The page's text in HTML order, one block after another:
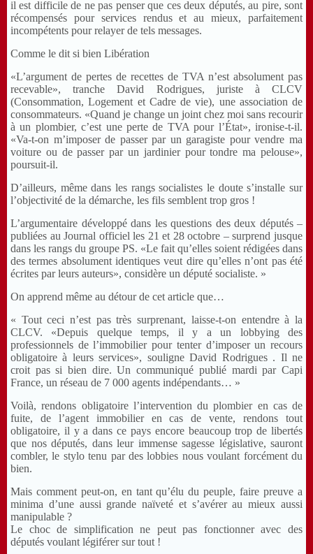
il est difficile de ne pas penser que ces deux députés, au pire, sont
récompensés pour services rendus et au mieux, parfaitement
incompétents pour relayer de tels messages.
Comme le dit si bien Libération
«L’argument de pertes de recettes de TVA n’est absolument pas
recevable», tranche David Rodrigues, juriste à CLCV
(Consommation, Logement et Cadre de vie), une association de
consommateurs. «Quand je change un joint chez moi sans recourir
à un plombier, c’est une perte de TVA pour l’État», ironise-t-il.
«Va-t-on m’imposer de passer par un garagiste pour vendre ma
voiture ou de passer par un jardinier pour tondre ma pelouse»,
poursuit-il.
D’ailleurs, même dans les rangs socialistes le doute s’installe sur
l’objectivité de la démarche, les fils semblent trop gros !
L’argumentaire développé dans les questions des deux députés –
publiées au Journal officiel les 21 et 28 octobre – surprend jusque
dans les rangs du groupe PS. «Le fait qu’elles soient rédigées dans
des termes absolument identiques veut dire qu’elles n’ont pas été
écrites par leurs auteurs», considère un député socialiste. »
On apprend même au détour de cet article que…
« Tout ceci n’est pas très surprenant, laisse-t-on entendre à la
CLCV. «Depuis quelque temps, il y a un lobbying des
professionnels de l’immobilier pour tenter d’imposer un recours
obligatoire à leurs services», souligne David Rodrigues . Il ne
croit pas si bien dire. Un communiqué publié mardi par Capi
France, un réseau de 7 000 agents indépendants… »
Voilà, rendons obligatoire l’intervention du plombier en cas de
fuite, de l’agent immobilier en cas de vente, rendons tout
obligatoire, il y a dans ce pays encore beaucoup trop de libertés
que nos députés, dans leur immense sagesse législative, sauront
combler, le stylo tenu par des lobbies nous voulant forcément du
bien.
Mais comment peut-on, en tant qu’élu du peuple, faire preuve a
minima d’une aussi grande naïveté et s’avérer au mieux aussi
manipulable ?
Le choc de simplification ne peut pas fonctionner avec des
députés voulant légiférer sur tout !